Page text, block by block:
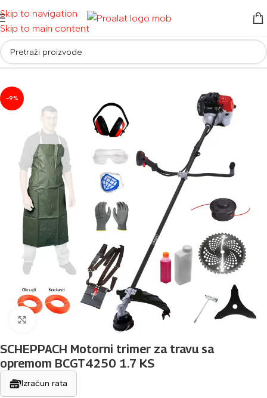
Skip to navigation
Skip to main content
Početna/ Alati za vrt i dom
-9%
SCHEPPACH Motorni trimer za travu sa
opremom BCGT4250 1.7 KS
Izračun rata